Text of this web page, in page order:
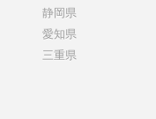
静岡県
愛知県
三重県